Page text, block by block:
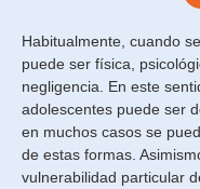
Habitualmente, cuando
puede ser física,
negligencia. En este
adolescentes puede ser
en muchos casos se
de estas formas.
vulnerabilidad particular